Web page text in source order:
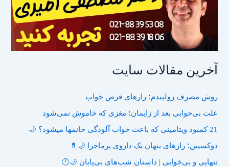
آخرین مقالات سایت
روش مصرف زولپیدم؛ رازهای قرص خواب
علت بی‌خوابی بعد از زایمان؛ مغزی که خاموش نمی‌شود
21 کمبود ویتامینی که باعث خواب آلودگی خانمها میشود؟ 🌙
دوکسپین؛ رازهای پنهان یک داروی پرماجرا 🌙💊
تنهایی و بی‌خوابی | داستان شب‌های بی‌پایان 🌙🕛